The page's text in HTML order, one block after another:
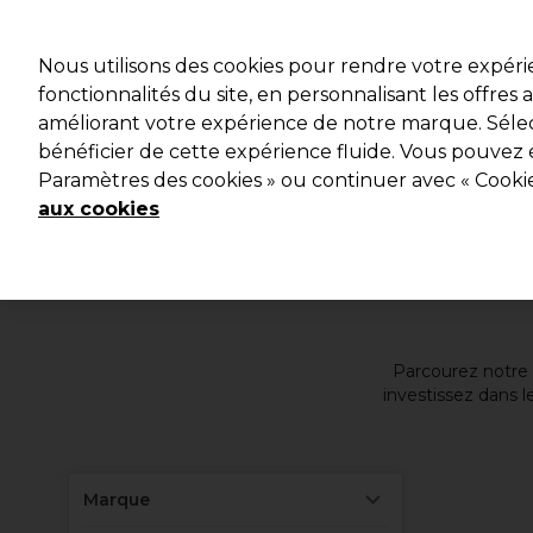
Marques Bons plans Coiffure Electro et Matériel
Livraison et délais
Parcourez notre
investissez dans
Marque
Nous utilisons des cookies pour rendre votre
fonctionnalités du site, en personnalisant les offres
améliorant votre expérience de notre marque.
bénéficier de cette expérience fluide. Vous pouvez
Paramètres des cookies » ou continuer avec «
aux cookies